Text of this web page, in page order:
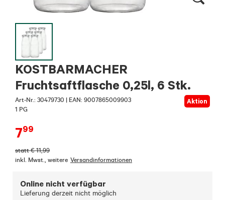
KOSTBARMACHER
Fruchtsaftflasche 0,25l, 6 Stk.
Art-Nr.: 30479730 | EAN: 9007865009903
1 PG
Aktion
799
statt€11,99
inkl. Mwst.
weitere Versandinformationen
Online nicht verfügbar
Lieferung derzeit nicht möglich